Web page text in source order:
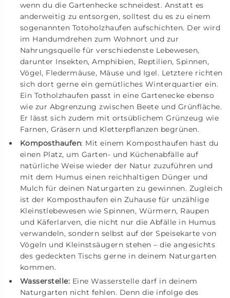
wenn du die Gartenhecke schneidest. Anstatt es
anderweitig zu entsorgen, solltest du es zu einem
sogenannten Totoholzhaufen aufschichten. Der wird
im Handumdrehen zum Wohnort und zur
Nahrungsquelle für verschiedenste Lebewesen,
darunter Insekten, Amphibien, Reptilien, Spinnen,
Vögel, Fledermäuse, Mäuse und Igel. Letztere richten
sich dort gerne ein gemütliches Winterquartier ein.
Ein Totholzhaufen passt in eine Gartenecke ebenso
wie zur Abgrenzung zwischen Beete und Grünfläche.
Er lässt sich zudem mit ortsüblichem Grünzeug wie
Farnen, Gräsern und Kletterpflanzen begrünen.
Komposthaufen: Mit einem Komposthaufen hast du
einen Platz, um Garten- und Küchenabfälle auf
natürliche Weise wieder der Natur zuzuführen und
mit dem Humus einen reichhaltigen Dünger und
Mulch für deinen Naturgarten zu gewinnen. Zugleich
ist der Komposthaufen ein Zuhause für unzählige
Kleinstlebewesen wie Spinnen, Würmern, Raupen
und Käferlarven, die nicht nur die Abfälle in Humus
verwandeln, sondern selbst auf der Speisekarte von
Vögeln und Kleinstsäugern stehen – die angesichts
des gedeckten Tischs gerne in deinem Naturgarten
kommen.
Wasserstelle: Eine Wasserstelle darf in deinem
Naturgarten nicht fehlen. Denn die infolge des